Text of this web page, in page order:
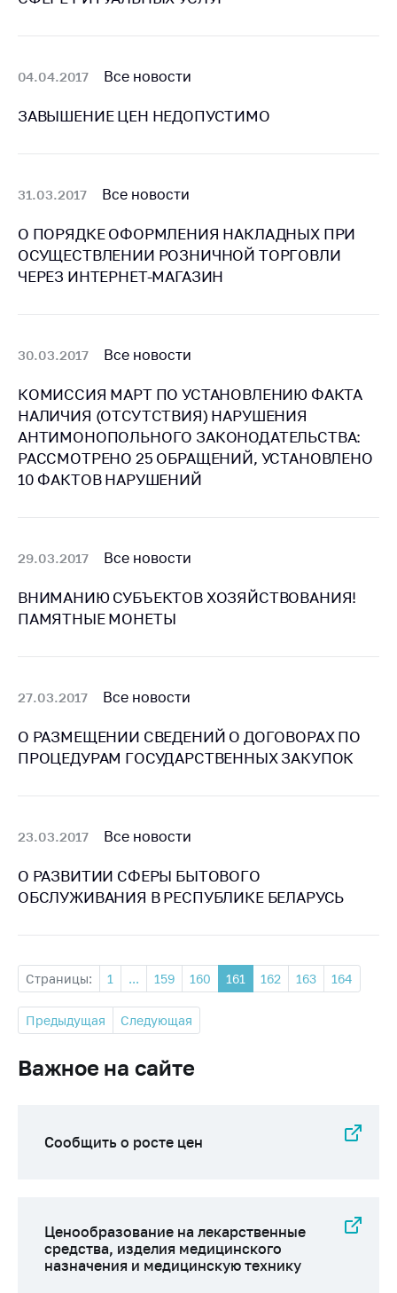
проектов
товаров
Рекомендации по
предотвращению
распространения
COVID-19 для
субъектов торговли,
вопросам
антимонопольного
регулирования и
конкурентной
политики
04.04.2017 Все новости
ЗАВЫШЕНИЕ ЦЕН НЕДОПУСТИМО
31.03.2017 Все новости
О ПОРЯДКЕ ОФОРМЛЕНИЯ НАКЛАДНЫХ ПРИ
ОСУЩЕСТВЛЕНИИ РОЗНИЧНОЙ ТОРГОВЛИ
ЧЕРЕЗ ИНТЕРНЕТ-МАГАЗИН
30.03.2017 Все новости
КОМИССИЯ МАРТ ПО УСТАНОВЛЕНИЮ ФАКТА
НАЛИЧИЯ (ОТСУТСТВИЯ) НАРУШЕНИЯ
АНТИМОНОПОЛЬНОГО ЗАКОНОДАТЕЛЬСТВА:
РАССМОТРЕНО 25 ОБРАЩЕНИЙ, УСТАНОВЛЕНО
10 ФАКТОВ НАРУШЕНИЙ
29.03.2017 Все новости
ВНИМАНИЮ СУБЪЕКТОВ ХОЗЯЙСТВОВАНИЯ!
ПАМЯТНЫЕ МОНЕТЫ
27.03.2017 Все новости
О РАЗМЕЩЕНИИ СВЕДЕНИЙ О ДОГОВОРАХ ПО
ПРОЦЕДУРАМ ГОСУДАРСТВЕННЫХ ЗАКУПОК
23.03.2017 Все новости
О РАЗВИТИИ СФЕРЫ БЫТОВОГО
ОБСЛУЖИВАНИЯ В РЕСПУБЛИКЕ БЕЛАРУСЬ
Страницы: 1 ... 159 160 161 162 163 164
Предыдущая Следующая
Важное на сайте
Сообщить о росте цен
Ценообразование на лекарственные
средства, изделия медицинского
назначения и медицинскую технику